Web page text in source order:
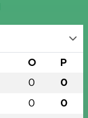
O P
0 0
0 0